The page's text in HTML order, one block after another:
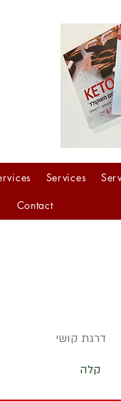
Services
Contact
דרגת קושי
קלה